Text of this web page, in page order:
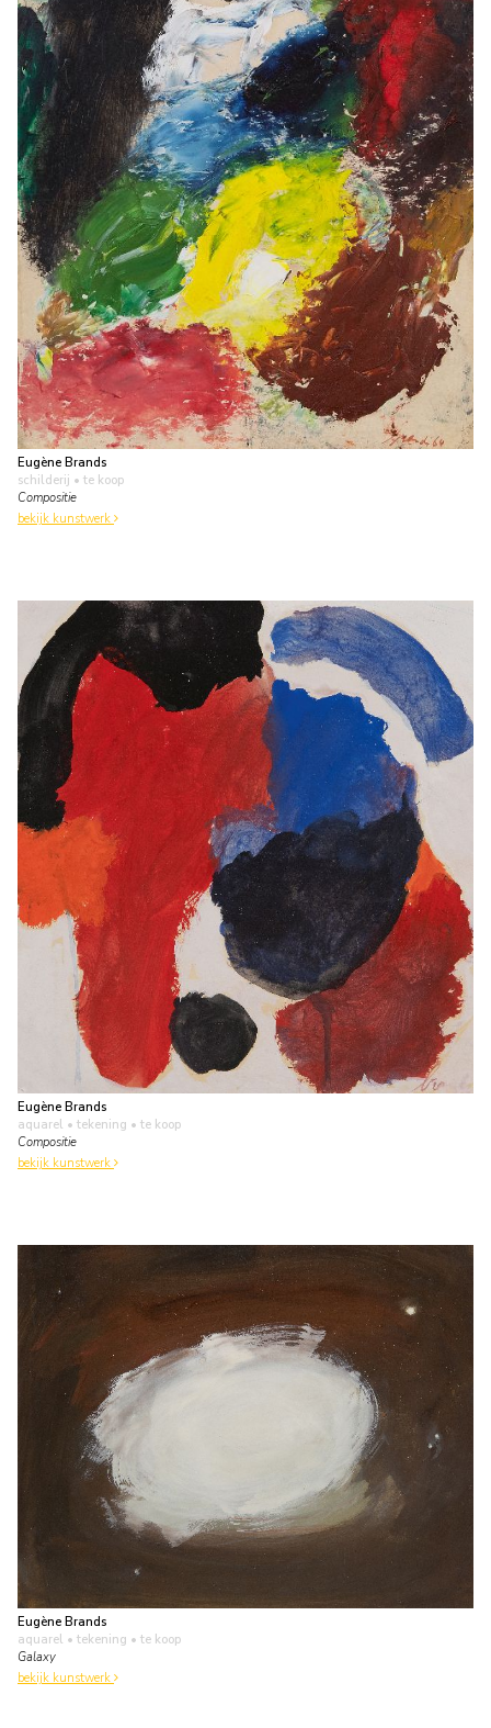
Eugène Brands
schilderij • te koop
Compositie
bekijk kunstwerk
Eugène Brands
aquarel • tekening • te koop
Compositie
bekijk kunstwerk
Eugène Brands
aquarel • tekening • te koop
Galaxy
bekijk kunstwerk